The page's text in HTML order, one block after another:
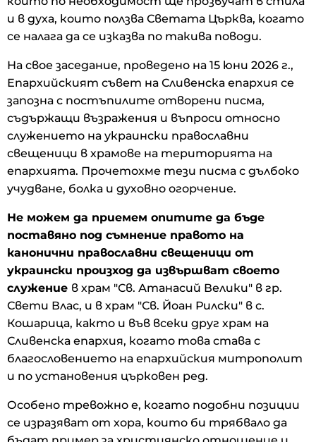
и в духа, които ползва Светата Църква, когато
се налага да се изказва по такива поводи.
На свое заседание, проведено на 15 юни 2026 г.,
Епархийският съвет на Сливенска епархия се
запозна с постъпилите отворени писма,
съдържащи възражения и въпроси относно
служението на украински православни
свещеници в храмове на територията на
епархията. Прочетохме тези писма с дълбоко
учудване, болка и духовно огорчение.
Не можем да приемем опитите да бъде
поставяно под съмнение правото на
канонични православни свещеници от
украински произход да извършват своето
служение в храм "Св. Атанасий Велики" в гр.
Свети Влас, и в храм "Св. Йоан Рилски" в с.
Кошарица, както и във всеки друг храм на
Сливенска епархия, когато това става с
благословението на епархийския митрополит
и по установения църковен ред.
Особено тревожно е, когато подобни позиции
се изразяват от хора, които би трябвало да